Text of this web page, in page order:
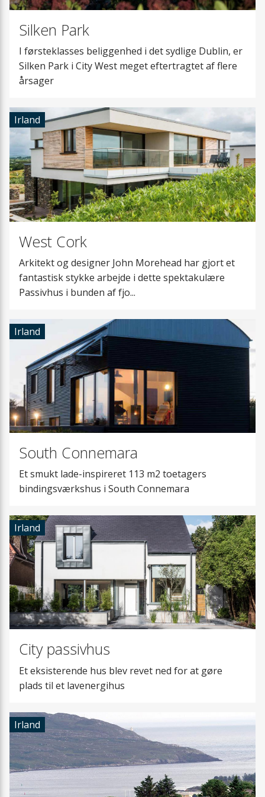
Tilbehør
Filtre
Forvarmeflader
Tilluftsmodul
Luftfordeling
Løftevogne
Servicekasse
Løsninger
Nyheder
Silken Park
I førsteklasses beliggenhed i det sydlige Dublin, er
Silken Park i City West meget eftertragtet af flere
årsager
Irland
West Cork
Arkitekt og designer John Morehead har gjort et
fantastisk stykke arbejde i dette spektakulære
Passivhus i bunden af fjo...
Irland
South Connemara
Et smukt lade-inspireret 113 m2 toetagers
bindingsværkshus i South Connemara
Irland
City passivhus
Et eksisterende hus blev revet ned for at gøre
plads til et lavenergihus
Irland